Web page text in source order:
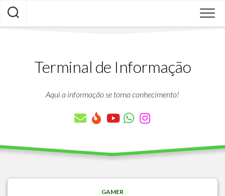
Skip
content
Terminal de Informação
Aqui a informação se torna conhecimento!
GAMER